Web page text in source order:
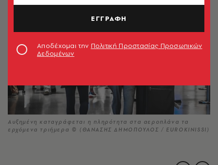
Αυξημένη καταγράφεται η πληρότητα στα αεροπλάνα τα
ερχόμενα τριήμερα © (ΘΑΝΑΣΗΣ ΔΗΜΟΠΟΥΛΟΣ / EUROKINISSI)
ΕΓΓΡΑΦΗ
Αποδέχομαι την Πολιτική Προστασίας Προσωπικών
Δεδομένων